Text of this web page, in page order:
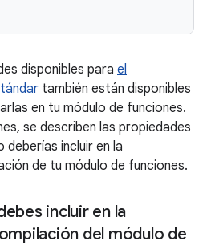
disponibles para el
también están disponibles
en tu módulo de funciones.
se describen las propiedades
deberías incluir en la
de tu módulo de funciones.
incluir en la
del módulo de